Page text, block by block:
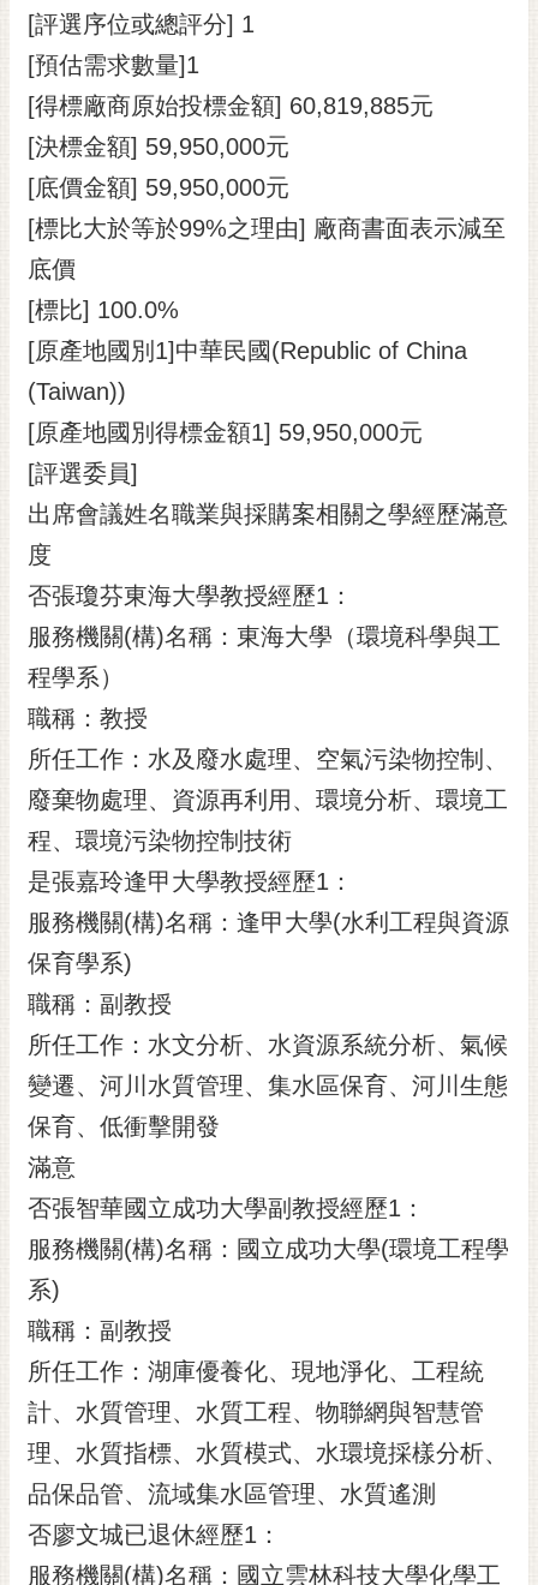
[評選序位或總評分] 1
[預估需求數量]1
[得標廠商原始投標金額] 60,819,885元
[決標金額] 59,950,000元
[底價金額] 59,950,000元
[標比大於等於99%之理由] 廠商書面表示減至
底價
[標比] 100.0%
[原產地國別1]中華民國(Republic of China
(Taiwan))
[原產地國別得標金額1] 59,950,000元
[評選委員]
出席會議姓名職業與採購案相關之學經歷滿意
度
否張瓊芬東海大學教授經歷1：
服務機關(構)名稱：東海大學（環境科學與工
程學系）
職稱：教授
所任工作：水及廢水處理、空氣污染物控制、
廢棄物處理、資源再利用、環境分析、環境工
程、環境污染物控制技術
是張嘉玲逢甲大學教授經歷1：
服務機關(構)名稱：逢甲大學(水利工程與資源
保育學系)
職稱：副教授
所任工作：水文分析、水資源系統分析、氣候
變遷、河川水質管理、集水區保育、河川生態
保育、低衝擊開發
滿意
否張智華國立成功大學副教授經歷1：
服務機關(構)名稱：國立成功大學(環境工程學
系)
職稱：副教授
所任工作：湖庫優養化、現地淨化、工程統
計、水質管理、水質工程、物聯網與智慧管
理、水質指標、水質模式、水環境採樣分析、
品保品管、流域集水區管理、水質遙測
否廖文城已退休經歷1：
服務機關(構)名稱：國立雲林科技大學化學工